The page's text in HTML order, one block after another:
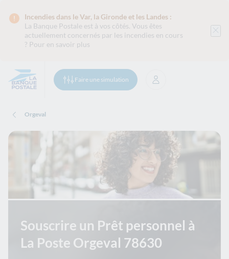
Incendies dans le Var, la Gironde et les Landes :
La Banque Postale est à vos côtés. Vous êtes
actuellement concernés par les incendies en cours
? Pour en savoir plus
Faire une simulation Se connecter
Orgeval
Souscrire un Prêt personnel à
La Poste Orgeval 78630